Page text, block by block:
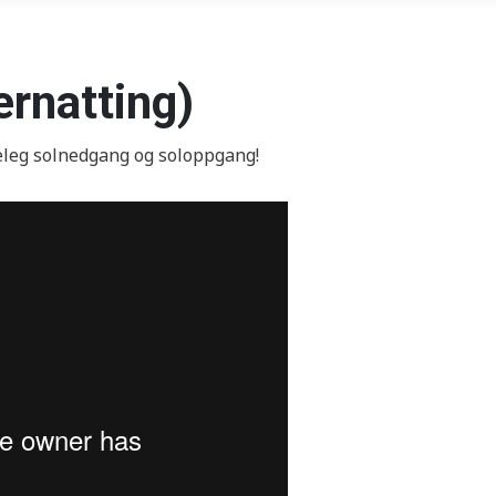
solnedgang og soloppgang!